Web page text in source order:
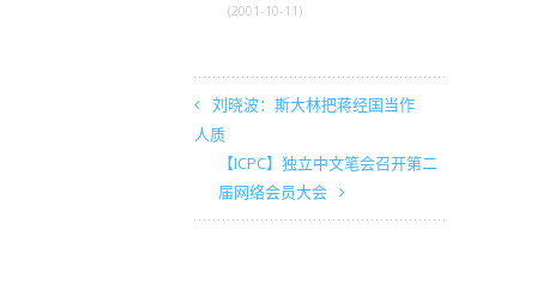
(2001-10-11)
刘晓波：斯大林把蒋经国当作
人质
【ICPC】独立中文笔会召开第二
届网络会员大会